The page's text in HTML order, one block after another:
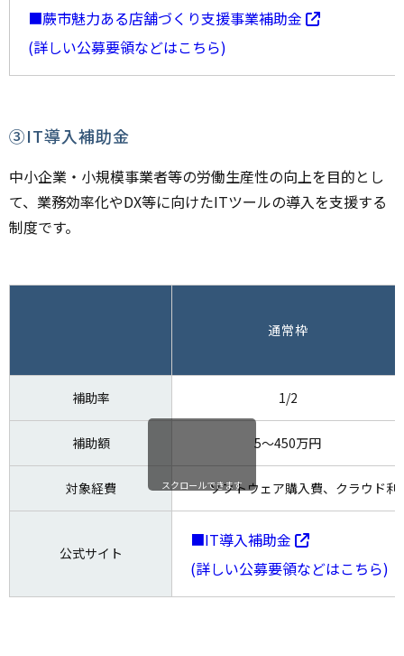
■蕨市魅力ある店舗づくり支援事業補助金
(詳しい公募要領などはこちら)
③IT導入補助金
中小企業・小規模事業者等の労働生産性の向上を目的とし
て、業務効率化やDX等に向けたITツールの導入を支援する
制度です。
通常枠
補助率 1/2
補助額 5～450万円
対象経費 ソフトウェア購入費、クラウド
公式サイト
■IT導入補助金
(詳しい公募要領などはこちら)
スクロールできます